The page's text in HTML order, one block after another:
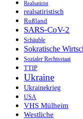
Realsatirist
realsatiristisch
Rußland
SARS-CoV-2
Schäuble
Sokratische
Sozialer Rechtsstaat
TTIP
Ukraine
Ukrainekrieg
USA
VHS Mülheim
Westliche